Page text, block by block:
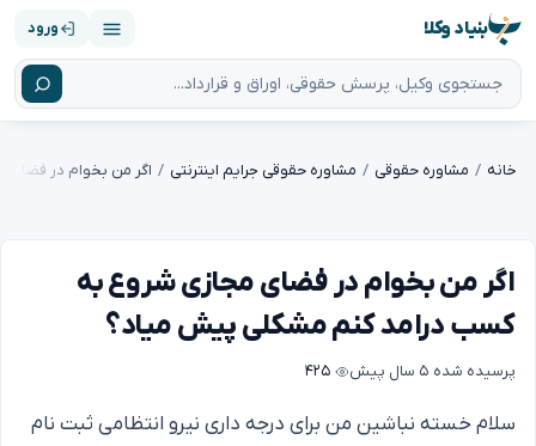
بنیاد وکلا ورود
خانه مشاوره حقوقی مشاوره حقوقی جرایم اینترنتی
اگر من بخوام در فضای مجازی شروع به
کسب درامد کنم مشکلی پیش میاد؟
پرسیده شده ۵ سال پیش ۴۲۵
سلام خسته نباشین من برای درجه داری نیرو انتظامی ثبت نام